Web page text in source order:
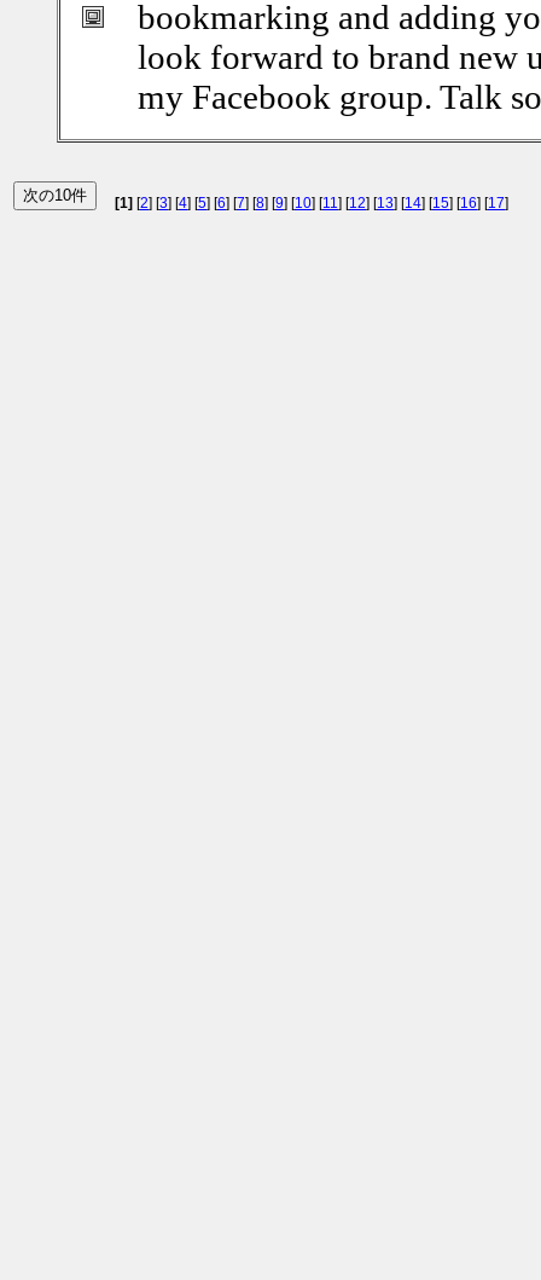
bookmarking and adding
look forward to brand new
my Facebook group. Talk
[1] [2] [3] [4] [5] [6] [7] [8] [9] [10] [11] [12] [13] [14] [15] [16] [17]